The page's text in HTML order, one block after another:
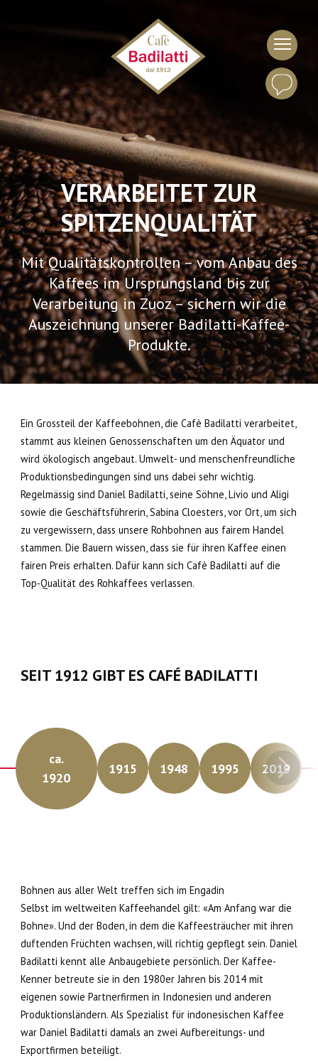
VERARBEITET ZUR
SPITZENQUALITÄT
Mit Qualitätskontrollen – vom Anbau des
Kaffees im Ursprungsland bis zur
Verarbeitung in Zuoz – sichern wir die
Auszeichnung unserer Badilatti-Kaffee-
Produkte.
Ein Grossteil der Kaffeebohnen, die Cafè Badilatti verarbeitet,
stammt aus kleinen Genossenschaften um den Äquator und
wird ökologisch angebaut. Umwelt- und menschenfreundliche
Produktionsbedingungen sind uns dabei sehr wichtig.
Regelmässig sind Daniel Badilatti, seine Söhne, Livio und Aligi
sowie die Geschäftsführerin, Sabina Cloesters, vor Ort, um sich
zu vergewissern, dass unsere Rohbohnen aus fairem Handel
stammen. Die Bauern wissen, dass sie für ihren Kaffee einen
fairen Preis erhalten. Dafür kann sich Cafè Badilatti auf die
Top-Qualität des Rohkaffees verlassen.
SEIT 1912 GIBT ES CAFÉ BADILATTI
ca.
1920
1915 1948 1995 2019
Bohnen aus aller Welt treffen sich im Engadin
Selbst im weltweiten Kaffeehandel gilt: «Am Anfang war die
Bohne». Und der Boden, in dem die Kaffeesträucher mit ihren
duftenden Früchten wachsen, will richtig gepflegt sein. Daniel
Badilatti kennt alle Anbaugebiete persönlich. Der Kaffee-
Kenner betreute sie in den 1980er Jahren bis 2014 mit
eigenen sowie Partnerfirmen in Indonesien und anderen
Produktionsländern. Als Spezialist für indonesischen Kaffee
war Daniel Badilatti damals an zwei Aufbereitungs- und
Exportfirmen beteiligt.